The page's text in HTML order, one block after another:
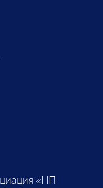
«НП